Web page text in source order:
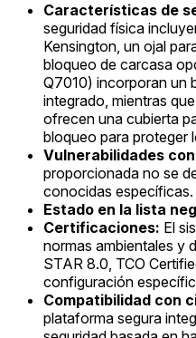
Características de
seguridad física
Kensington, un ojal
bloqueo de carcasa
Q7010) incorporan un
integrado, mientras
ofrecen una cubierta
bloqueo para proteger
Vulnerabilidades
proporcionada no se
conocidas específicas.
Estado en la lista
Certificaciones: El
normas ambientales y
STAR 8.0, TCO
configuración
Compatibilidad con
plataforma segura